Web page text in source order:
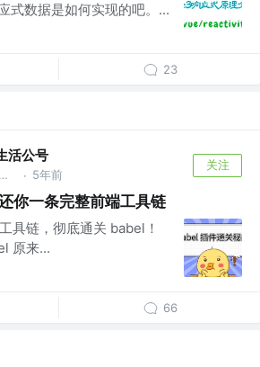
式数据是如何实现的吧。...
23
活公号
vx：神光的幸福生活 · 5年前
关注
你一条完整前端工具链
具链，彻底通关 babel！
原来...
66